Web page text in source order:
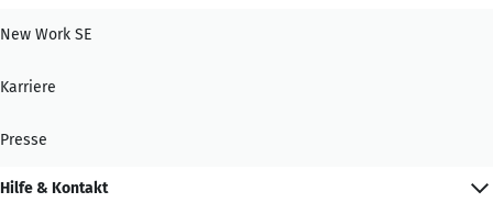
New Work SE
Karriere
Presse
Hilfe & Kontakt